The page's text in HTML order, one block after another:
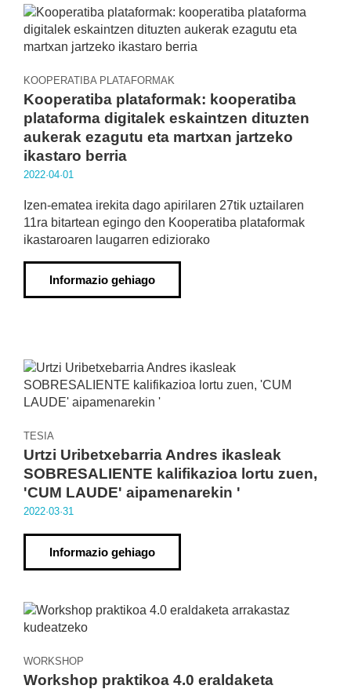
KOOPERATIBA PLATAFORMAK
Kooperatiba plataformak: kooperatiba
plataforma digitalek eskaintzen dituzten
aukerak ezagutu eta martxan jartzeko
ikastaro berria
2022·04·01
Izen-ematea irekita dago apirilaren 27tik uztailaren
11ra bitartean egingo den Kooperatiba plataformak
ikastaroaren laugarren ediziorako
Informazio gehiago
TESIA
Urtzi Uribetxebarria Andres ikasleak
SOBRESALIENTE kalifikazioa lortu zuen,
'CUM LAUDE' aipamenarekin '
2022·03·31
Informazio gehiago
WORKSHOP
Workshop praktikoa 4.0 eraldaketa